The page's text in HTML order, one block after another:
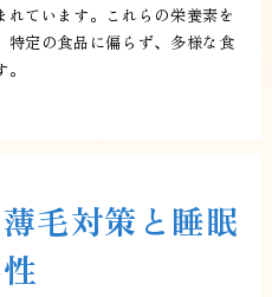
ています。これらの栄養素を
特定の食品に偏らず、多様な食
毛対策と睡眠